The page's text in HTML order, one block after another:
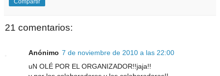
21 comentarios:
Anónimo 7 de noviembre de 2010 a las 22:00
uN OLÉ POR EL ORGANIZADOR!!jaja!!